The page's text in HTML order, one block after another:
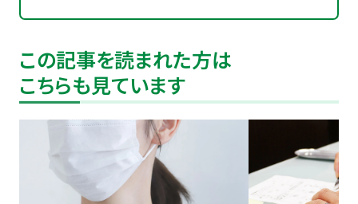
この記事を読まれた方は
こちらも見ています